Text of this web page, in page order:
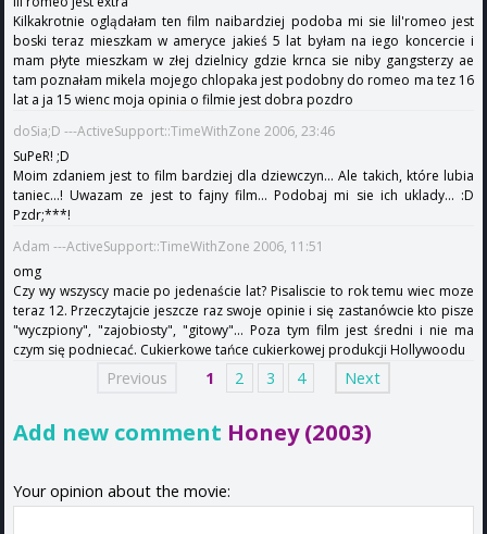
Kilkakrotnie oglądałam ten film naibardziej podoba mi sie lil'romeo jest
boski teraz mieszkam w ameryce jakieś 5 lat byłam na iego koncercie i
mam płyte mieszkam w złej dzielnicy gdzie krnca sie niby gangsterzy ae
tam poznałam mikela mojego chlopaka jest podobny do romeo ma tez 16
lat a ja 15 wienc moja opinia o filmie jest dobra pozdro
doSia;D ---ActiveSupport::TimeWithZone 2006, 23:46
SuPeR! ;D
Moim zdaniem jest to film bardziej dla dziewczyn... Ale takich, które lubia
taniec...! Uwazam ze jest to fajny film... Podobaj mi sie ich uklady... :D
Pzdr;***!
Adam ---ActiveSupport::TimeWithZone 2006, 11:51
omg
Czy wy wszyscy macie po jedenaście lat? Pisaliscie to rok temu wiec moze
teraz 12. Przeczytajcie jeszcze raz swoje opinie i się zastanówcie kto pisze
"wyczpiony", "zajobiosty", "gitowy"... Poza tym film jest średni i nie ma
czym się podniecać. Cukierkowe tańce cukierkowej produkcji Hollywoodu
Previous 1 2 3 4 Next
Add new comment Honey (2003)
Your opinion about the movie: